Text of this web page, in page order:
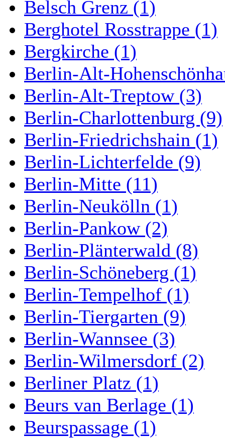
Belsch Grenz (1)
Berghotel Rosstrappe (1)
Bergkirche (1)
Berlin-Alt-
Berlin-Alt-Treptow (3)
Berlin-Charlottenburg (9)
Berlin-Friedrichshain (1)
Berlin-Lichterfelde (9)
Berlin-Mitte (11)
Berlin-Neukölln (1)
Berlin-Pankow (2)
Berlin-Plänterwald (8)
Berlin-Schöneberg (1)
Berlin-Tempelhof (1)
Berlin-Tiergarten (9)
Berlin-Wannsee (3)
Berlin-Wilmersdorf (2)
Berliner Platz (1)
Beurs van Berlage (1)
Beurspassage (1)